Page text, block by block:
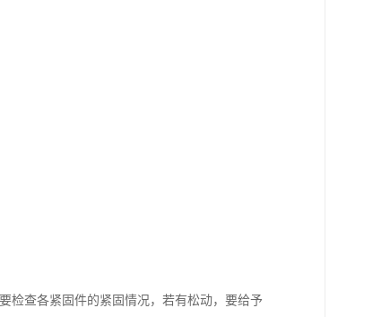
检查各紧固件的紧固情况，若有松动，要给予